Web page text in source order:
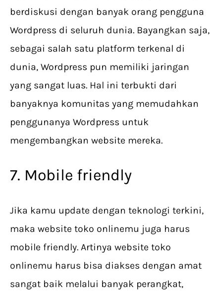
berdiskusi dengan banyak orang pengguna
Wordpress di seluruh dunia. Bayangkan saja,
sebagai salah satu platform terkenal di
dunia, Wordpress pun memiliki jaringan
yang sangat luas. Hal ini terbukti dari
banyaknya komunitas yang memudahkan
penggunanya Wordpress untuk
mengembangkan website mereka.
7. Mobile friendly
Jika kamu update dengan teknologi terkini,
maka website toko onlinemu juga harus
mobile friendly. Artinya website toko
onlinemu harus bisa diakses dengan amat
sangat baik melalui banyak perangkat,